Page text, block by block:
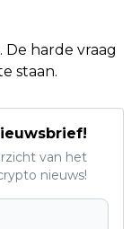
De harde vraag
staan.
van het
nieuws!